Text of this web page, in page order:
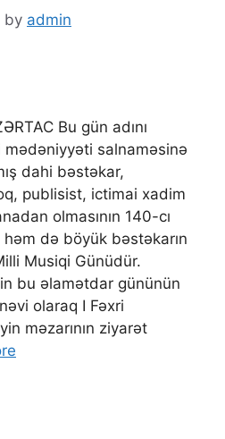
by admin
Bu gün adını
mədəniyyəti salnaməsinə
dahi bəstəkar,
publisist, ictimai xadim
olmasının 140-cı
də böyük bəstəkarın
Musiqi Günüdür.
bu əlamətdar gününün
olaraq I Fəxri
məzarının ziyarət